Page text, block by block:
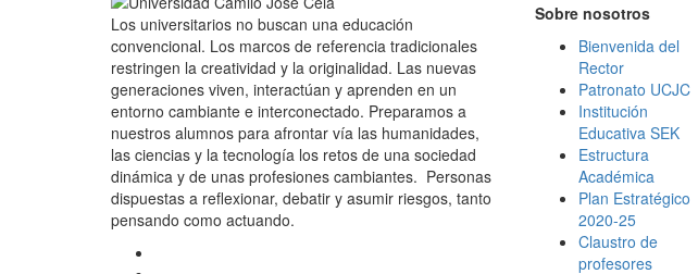
Los universitarios no buscan una educación
convencional. Los marcos de referencia tradicionales
restringen la creatividad y la originalidad. Las nuevas
generaciones viven, interactúan y aprenden en un
entorno cambiante e interconectado. Preparamos a
nuestros alumnos para afrontar vía las humanidades,
las ciencias y la tecnología los retos de una sociedad
dinámica y de unas profesiones cambiantes. Personas
dispuestas a reflexionar, debatir y asumir riesgos, tanto
pensando como actuando.
Sobre nosotros
Bienvenida del
Rector
Patronato UCJC
Institución
Educativa SEK
Estructura
Académica
Plan Estratégico
2020-25
Claustro de
profesores